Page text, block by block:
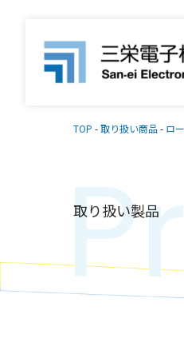
TOP -取り扱い商品- ロ
取り扱い製品